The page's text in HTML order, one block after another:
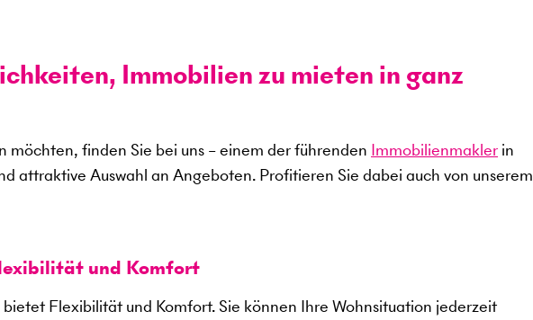
Immobilien zu mieten in ganz
möchten, finden Sie bei uns – einem der führenden Immobilienmakler in
attraktive Auswahl an Angeboten. Profitieren Sie dabei auch von unserem
und Komfort
Flexibilität und Komfort. Sie können Ihre Wohnsituation jederzeit